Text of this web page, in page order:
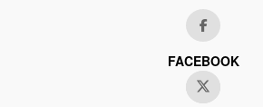
FACEBOOK